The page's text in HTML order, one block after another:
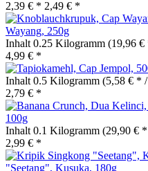
2,39 € * 2,49 € *
Wayang, 250g
Inhalt 0.25 Kilogramm (19,96
4,99 € *
Inhalt 0.5 Kilogramm (5,58 € *
2,79 € *
100g
Inhalt 0.1 Kilogramm (29,90 €
2,99 € *
"Seetang", Kusuka, 180g